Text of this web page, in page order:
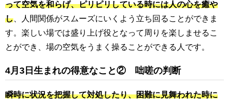
って空気を和らげ、ピリピリしている時には人の心を癒や
し 、人間関係がスムーズにいくよう立ち回ることができま
す。楽しい場では盛り上げ役となって周りを楽しませるこ
とができ、場の空気をうまく操ることができる人です。
4月3日生まれの得意なこと② 咄嗟の判断
瞬時に状況を把握して対処したり、困難に見舞われた時に